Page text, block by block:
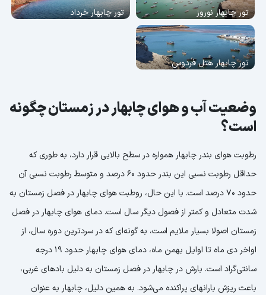
تور چابهار نوروز تور چابهار خرداد
تور چابهار هتل فردوس
وضعیت آب و هوای چابهار در زمستان چگونه
است؟
رطوبت هوای بندر چابهار همواره در سطح بالایی قرار دارد، به طوری که
حداقل رطوبت نسبی این بندر حدود 60 درصد و متوسط رطوبت نسبی آن
حدود 70 درصد است. با این حال، روطبت هوای چابهار در فصل زمستان به
شدت متعادل و کمتر از فصول دیگر سال است. دمای هوای چابهار در فصل
زمستان اصولا بسیار ملایم است، به گونه‌ای که در سردترین دوره سال، از
اواخر دی ماه تا اوایل بهمن ماه، دمای هوای چابهار حدود ۱۹ درجه
سانتی‌گراد است. بارش در چابهار در فصل زمستان به دلیل بادهای غربی،
باعث ریزش بارانهای پراکنده می‌شود. به همین دلیل، چابهار به عنوان